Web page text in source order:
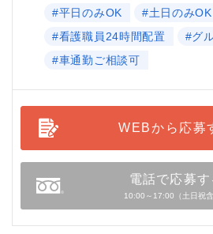
#平日のみOK
#土日のみOK
#看護職員24時間配置
#グ
#車通勤ご相談可
WEBから応募
電話で応募す
10:00～17:00（土日祝含